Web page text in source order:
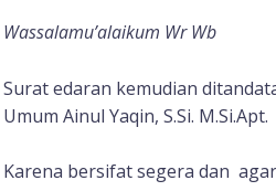
Wassalamu’alaikum Wr Wb
Surat edaran kemudian
Umum Ainul Yaqin, S.Si. M.Si.Apt.
Karena bersifat segera dan